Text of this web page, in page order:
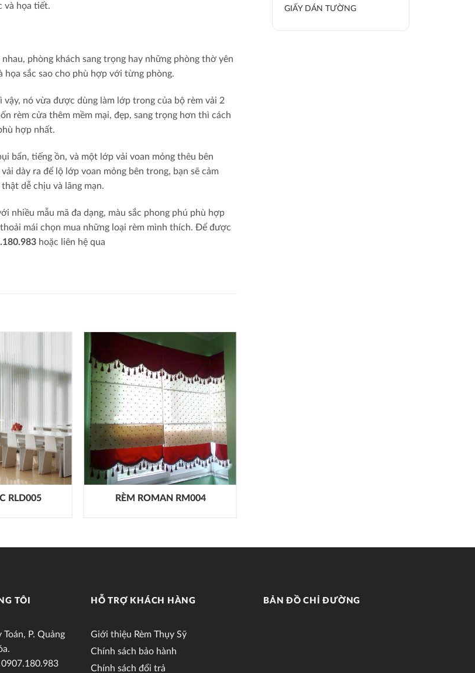
GIẤY DÁN TƯỜNG
và họa tiết.
phòng khách sang trọng hay những phòng thờ yên
sắc sao cho phù hợp với từng phòng.
vậy, nó vừa được dùng làm lớp trong của bộ rèm vải 2
rèm cửa thêm mềm mại, đẹp, sang trọng hơn thì cách
hợp nhất.
bẩn, tiếng ồn, và một lớp vải voan mỏng thêu bên
dày ra để lộ lớp voan mỏng bên trong, bạn sẽ cảm
dễ chịu và lãng mạn.
nhiều mẫu mã đa dạng, màu sắc phong phú phù hợp
mái chọn mua những loại rèm mình thích. Để được
hoặc liên hệ qua
RLD005 RÈM ROMAN RM004
TÔI
P. Quảng
HỖ TRỢ KHÁCH HÀNG
Giới thiệu Rèm Thụy Sỹ
Chính sách bảo hành
Chính sách đổi trả
BẢN ĐỒ CHỈ ĐƯỜNG